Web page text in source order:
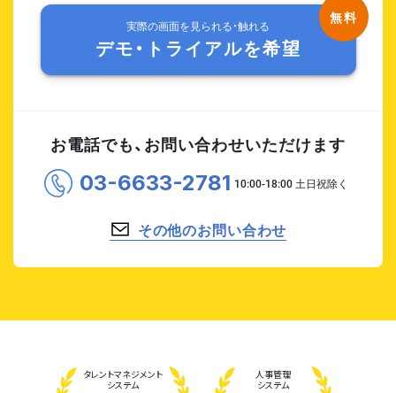
実際の画面を見られる・触れる
デモ・トライアルを希望
お電話でも、お問い合わせいただけます
03-6633-2781
その他のお問い合わせ
タレントマネジメント
システム
人事管理
システム